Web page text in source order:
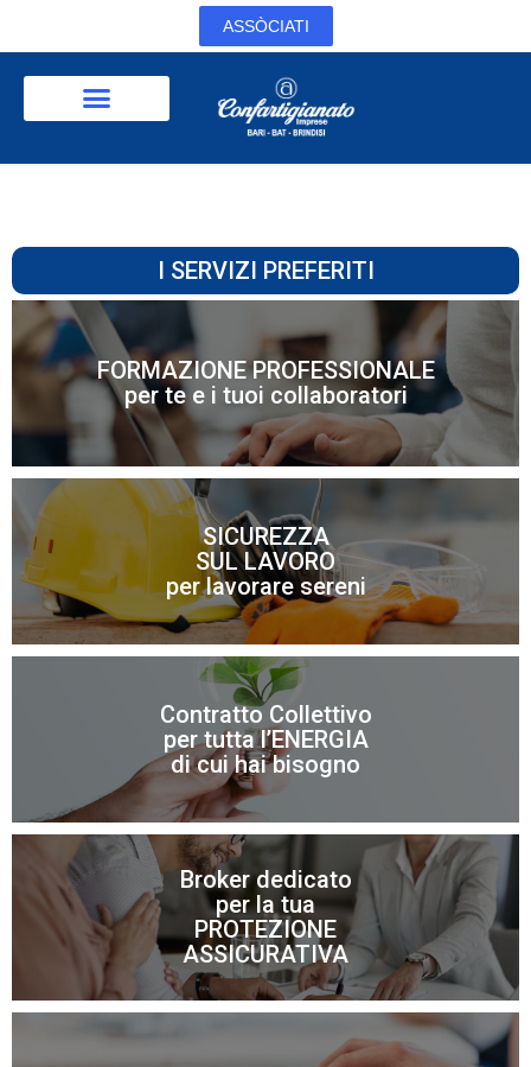
ASSÒCIATI
I SERVIZI PREFERITI
FORMAZIONE PROFESSIONALE
per te e i tuoi collaboratori
Scopri di più
SICUREZZA
SUL LAVORO
per lavorare sereni
Scopri di più
Contratto Collettivo
per tutta l’ENERGIA
di cui hai bisogno
Per risparmiare sui costi di energia elettrica e gas
Scopri di più
Broker dedicato
per la tua
PROTEZIONE
ASSICURATIVA
Scopri di più